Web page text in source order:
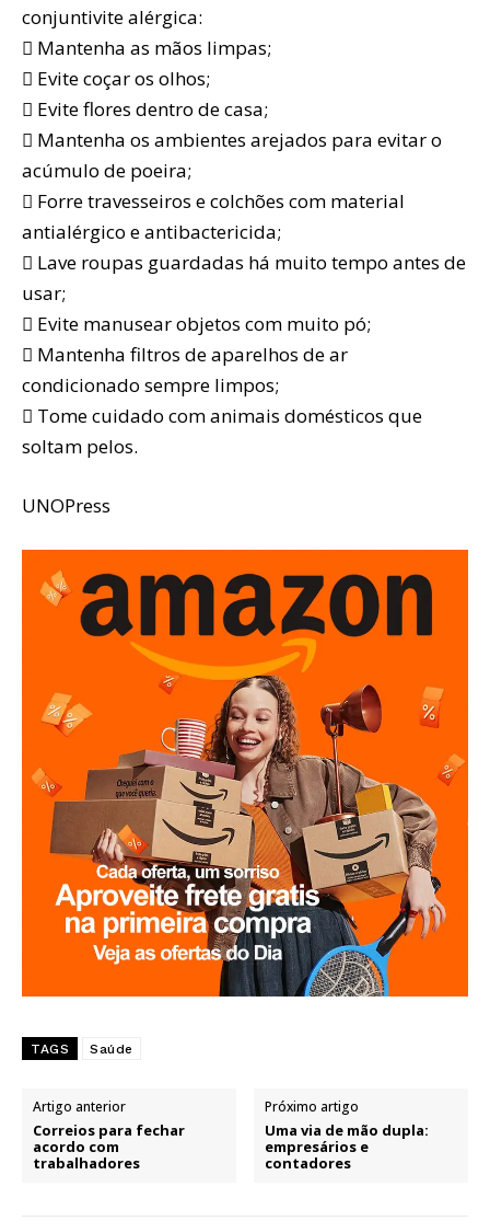
conjuntivite alérgica:
 Mantenha as mãos limpas;
 Evite coçar os olhos;
 Evite flores dentro de casa;
 Mantenha os ambientes arejados para evitar o
acúmulo de poeira;
 Forre travesseiros e colchões com material
antialérgico e antibactericida;
 Lave roupas guardadas há muito tempo antes de
usar;
 Evite manusear objetos com muito pó;
 Mantenha filtros de aparelhos de ar
condicionado sempre limpos;
 Tome cuidado com animais domésticos que
soltam pelos.
UNOPress
TAGS Saúde
Artigo anterior
Correios para fechar
acordo com
trabalhadores
Próximo artigo
Uma via de mão dupla:
empresários e
contadores